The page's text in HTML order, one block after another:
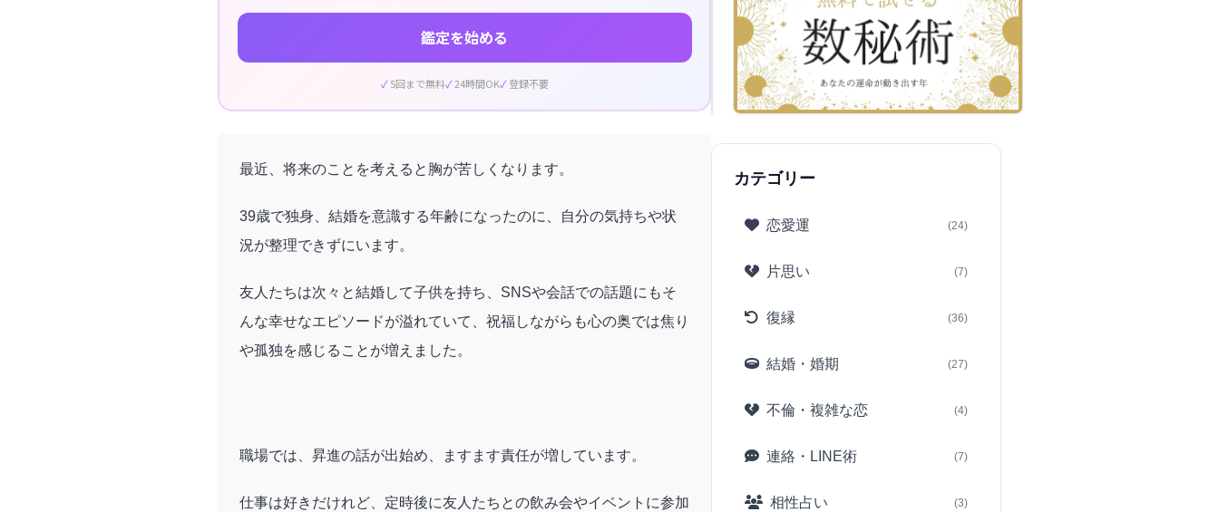
鑑定を始める
5回まで無料 24時間OK 登録不要
最近、将来のことを考えると胸が苦しくなります。
39歳で独身、結婚を意識する年齢になったのに、自分の気持ちや状
況が整理できずにいます。
友人たちは次々と結婚して子供を持ち、SNSや会話での話題にもそ
んな幸せなエピソードが溢れていて、祝福しながらも心の奥では焦り
や孤独を感じることが増えました。
職場では、昇進の話が出始め、ますます責任が増しています。
仕事は好きだけれど、定時後に友人たちとの飲み会やイベントに参加
カテゴリー
恋愛運 (24)
片思い (7)
復縁 (36)
結婚・婚期 (27)
不倫・複雑な恋 (4)
連絡・LINE術 (7)
相性占い (3)